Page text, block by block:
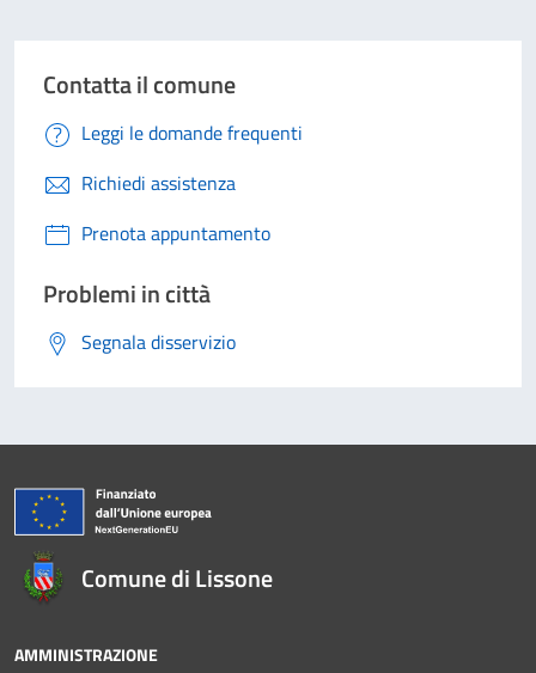
Contatta il comune
Leggi le domande frequenti
Richiedi assistenza
Prenota appuntamento
Problemi in città
Segnala disservizio
Comune di Lissone
AMMINISTRAZIONE